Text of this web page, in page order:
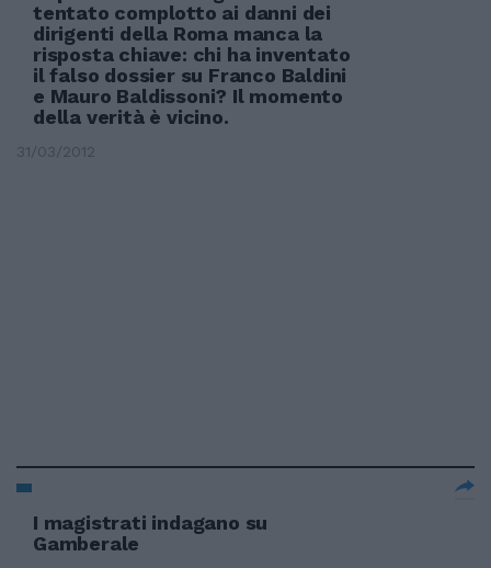
tentato complotto ai danni dei
dirigenti della Roma manca la
risposta chiave: chi ha inventato
il falso dossier su Franco Baldini
e Mauro Baldissoni? Il momento
della verità è vicino.
31/03/2012
I magistrati indagano su
Gamberale